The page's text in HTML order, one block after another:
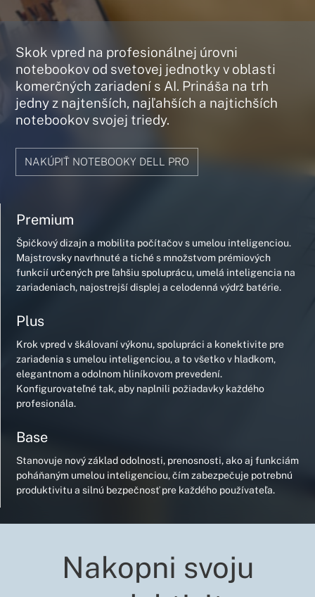
Skok vpred na profesionálnej úrovni
notebookov od svetovej jednotky v oblasti
komerčných zariadení s AI. Prináša na trh
jedny z najtenších, najľahších a najtichších
notebookov svojej triedy.
NAKÚPIŤ NOTEBOOKY DELL PRO
Premium
Špičkový dizajn a mobilita počítačov s umelou inteligenciou.
Majstrovsky navrhnuté a tiché s množstvom prémiových
funkcií určených pre ľahšiu spoluprácu, umelá inteligencia na
zariadeniach, najostrejší displej a celodenná výdrž batérie.
Plus
Krok vpred v škálovaní výkonu, spolupráci a konektivite pre
zariadenia s umelou inteligenciou, a to všetko v hladkom,
elegantnom a odolnom hliníkovom prevedení.
Konfigurovateľné tak, aby naplnili požiadavky každého
profesionála.
Base
Stanovuje nový základ odolnosti, prenosnosti, ako aj funkciám
poháňaným umelou inteligenciou, čím zabezpečuje potrebnú
produktivitu a silnú bezpečnosť pre každého používateľa.
Nakopni svoju